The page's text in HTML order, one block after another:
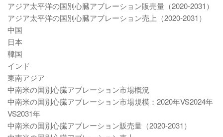
アジア太平洋の国別心臓アブレーション販売量（2020-2031）
アジア太平洋の国別心臓アブレーション売上（2020-2031）
中国
日本
韓国
インド
東南アジア
中南米の国別心臓アブレーション市場概況
中南米の国別心臓アブレーション市場規模：2020年VS2024年
VS2031年
中南米の国別心臓アブレーション販売量（2020-2031）